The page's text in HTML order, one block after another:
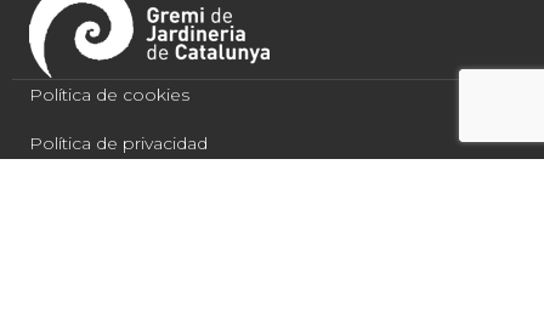
Política de cookies
Política de privacidad